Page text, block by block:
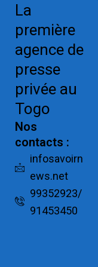
La
première
agence de
presse
privée au
Togo
Nos
contacts :
infosavoirn
ews.net
99352923/
91453450